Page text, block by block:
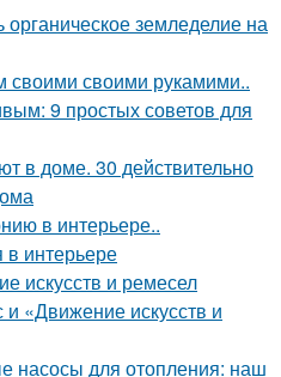
органическое земледелие на
своими своими рукамими..
9 простых советов для
в доме. 30 действительно
в интерьере..
в интерьере
искусств и ремесел
«Движение искусств и
насосы для отопления: наш